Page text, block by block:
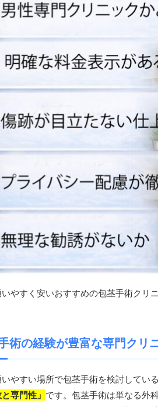
やすく安いおすすめの包茎手術クリ
の経験が豊富な専門クリ
やすい場所で包茎手術を検討している
専門性」 です。包茎手術は単なる外